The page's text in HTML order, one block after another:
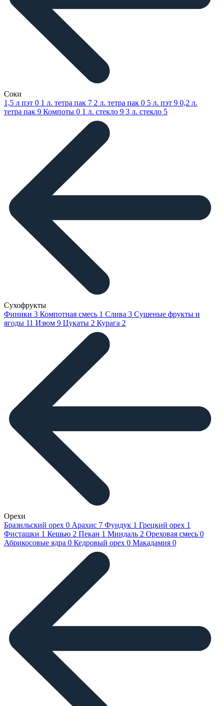
Соки
1,5 л пэт 0 1 л. тетра пак 7 2 л. тетра пак 0 5 л. пэт 9 0,2 л.
тетра пак 9 Компоты 0 1 л. стекло 9 3 л. стекло 5
Сухофрукты
Финики 3 Компотная смесь 1 Слива 3 Сушеные фрукты и
ягоды 11 Изюм 9 Цукаты 2 Курага 2
Орехи
Бразильский орех 0 Арахис 7 Фундук 1 Грецкий орех 1
Фисташки 1 Кешью 2 Пекан 1 Миндаль 2 Ореховая смесь 0
Абрикосовые ядра 0 Кедровый орех 0 Макадамия 0